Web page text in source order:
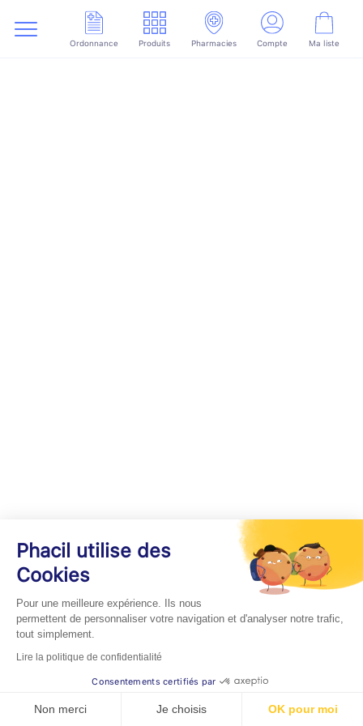
Ordonnance Produits Pharmacies Compte Ma liste
Phacil utilise des
Cookies
Pour une meilleure expérience. Ils nous
permettent de personnaliser votre navigation et d'analyser notre trafic,
tout simplement.
Lire la politique de confidentialité
Consentements certifiés par
Non merci Je choisis OK pour moi